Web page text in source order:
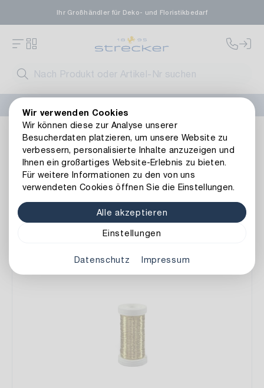
Wir verwenden Cookies
Wir können diese zur Analyse unserer
Besucherdaten platzieren, um unsere Website zu
verbessern, personalisierte Inhalte anzuzeigen und
Ihnen ein großartiges Website-Erlebnis zu bieten.
Für weitere Informationen zu den von uns
verwendeten Cookies öffnen Sie die Einstellungen.
Alle akzeptieren
Einstellungen
Datenschutz Impressum
Ihr Großhändler für Deko- und Floristikbedarf
Basics Drahtwaren Schmuckdrähte
Schmuckdrähte
Art.-Nr.